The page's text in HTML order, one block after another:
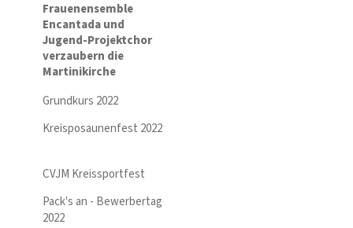
Frauenensemble
Encantada und
Jugend-Projektchor
verzaubern die
Martinikirche
Grundkurs 2022
Kreisposaunenfest 2022
CVJM Kreissportfest
Pack's an - Bewerbertag
2022